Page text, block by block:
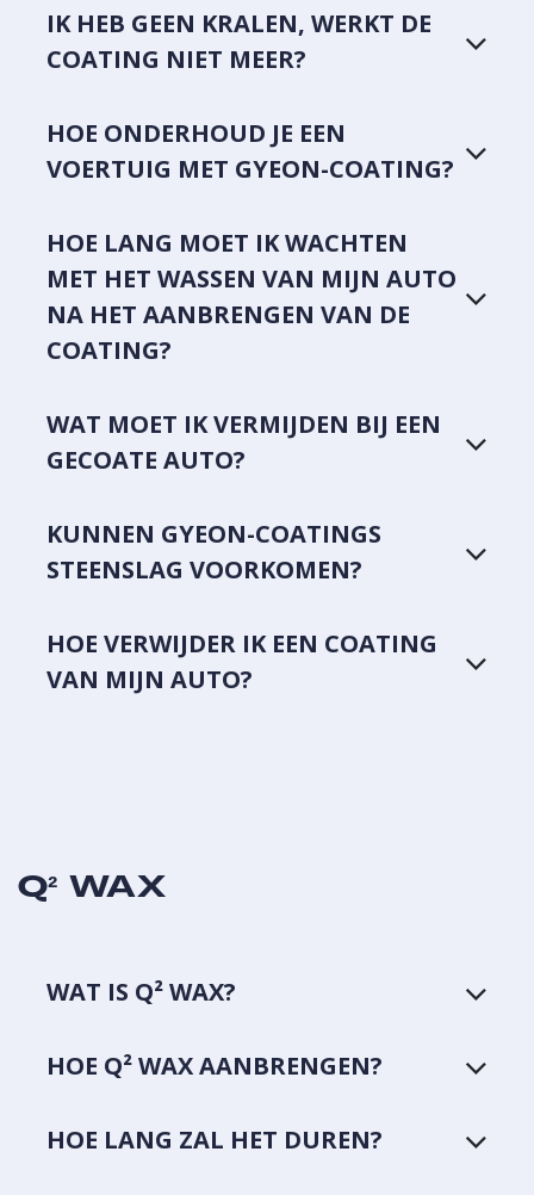
IK HEB GEEN KRALEN, WERKT DE
COATING NIET MEER?
HOE ONDERHOUD JE EEN
VOERTUIG MET GYEON-COATING?
HOE LANG MOET IK WACHTEN
MET HET WASSEN VAN MIJN AUTO
NA HET AANBRENGEN VAN DE
COATING?
WAT MOET IK VERMIJDEN BIJ EEN
GECOATE AUTO?
KUNNEN GYEON-COATINGS
STEENSLAG VOORKOMEN?
HOE VERWIJDER IK EEN COATING
VAN MIJN AUTO?
Q² WAX
WAT IS Q² WAX?
HOE Q² WAX AANBRENGEN?
HOE LANG ZAL HET DUREN?